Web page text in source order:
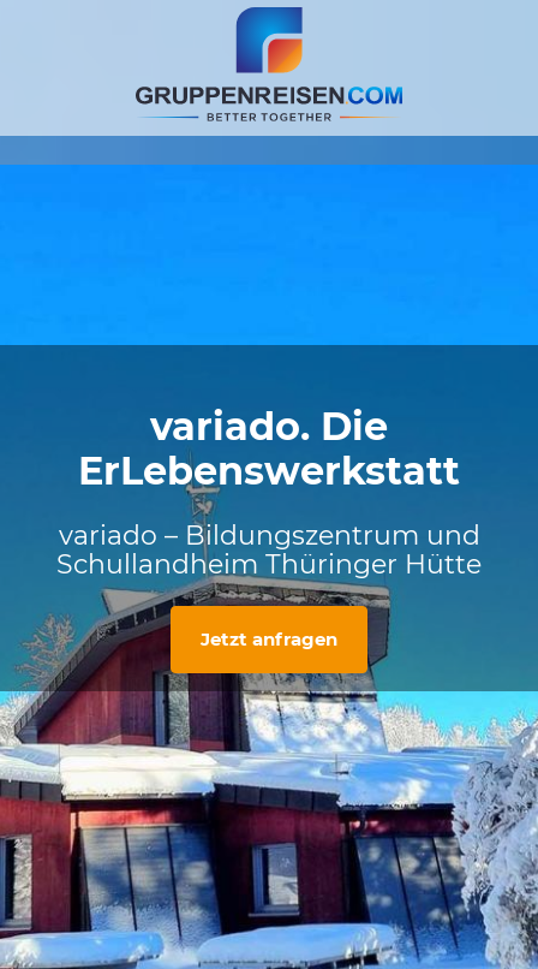
variado. Die
ErLebenswerkstatt
variado – Bildungszentrum und
Schullandheim Thüringer Hütte
Jetzt anfragen